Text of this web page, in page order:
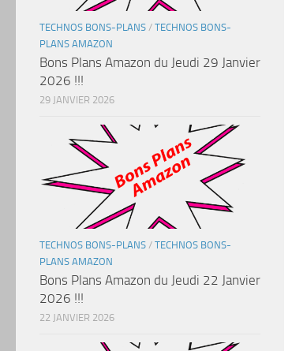
TECHNOS BONS-PLANS / TECHNOS BONS-
PLANS AMAZON
Bons Plans Amazon du Jeudi 29 Janvier
2026 !!!
29 JANVIER 2026
TECHNOS BONS-PLANS / TECHNOS BONS-
PLANS AMAZON
Bons Plans Amazon du Jeudi 22 Janvier
2026 !!!
22 JANVIER 2026